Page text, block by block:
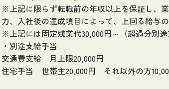
※上記に限らず転職前の年収以上を保証し、
力、入社後の達成項目によって、上回る給与の
※上記には固定残業代30,000円～（超過分別途
・別途支給手当
交通費支給 月上限20,000円
住宅手当 世帯主20,000円 それ以外の方